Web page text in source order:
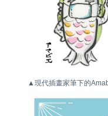
▲現代插畫家筆下的